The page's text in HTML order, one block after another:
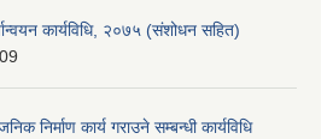
कार्यविधि, २०७५ (संशोधन सहित)
निर्माण कार्य गराउने सम्बन्धी कार्यविधि